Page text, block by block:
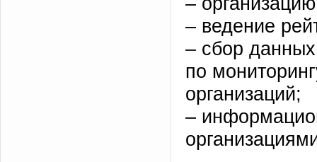
– ведение
– сбор
по
организаций;
–